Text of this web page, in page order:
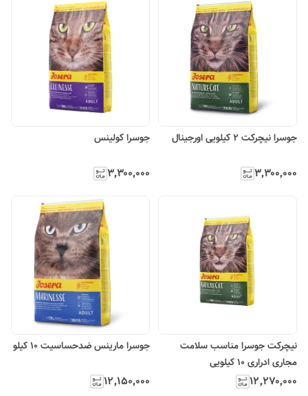
جوسرا نیچرکت ۲ کیلویی اورجینال
۳٬۳۰۰٬۰۰۰
جوسرا کولینس
۳٬۳۰۰٬۰۰۰
نیچرکت جوسرا مناسب سلامت
مجاری ادراری ۱۰ کیلویی
۱۲٬۲۷۰٬۰۰۰
جوسرا مارینس ضدحساسیت ۱۰ کیلو
۱۲٬۱۵۰٬۰۰۰